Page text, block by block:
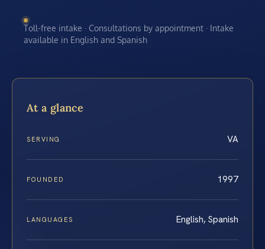
Toll-free intake · Consultations by appointment · Intake
available in English and Spanish
At a glance
SERVING VA
FOUNDED 1997
LANGUAGES English, Spanish